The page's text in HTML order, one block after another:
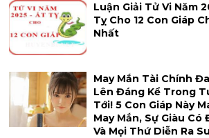
Luận Giải Tử Vi Năm
Tỵ Cho 12 Con Giáp
Nhất
May Mắn Tài Chính
Lên Đáng Kể Trong
Tới! 5 Con Giáp Này
May Mắn, Sự Giàu Có
Và Mọi Thứ Diễn Ra